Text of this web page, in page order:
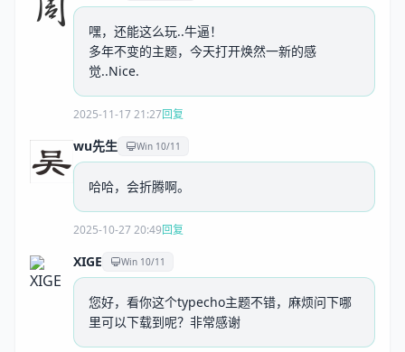
嘿，还能这么玩..牛逼！
多年不变的主题，今天打开焕然一新的感
觉..Nice.
2025-11-17 21:27回复
wu先生 Win 10/11
哈哈，会折腾啊。
2025-10-27 20:49回复
XIGE Win 10/11
您好，看你这个typecho主题不错，麻烦问下哪
里可以下载到呢？非常感谢